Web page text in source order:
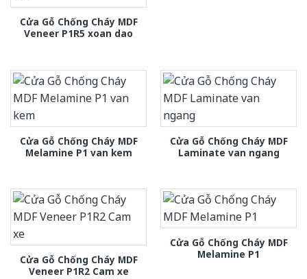
Cửa Gỗ Chống Cháy MDF
Veneer P1R5 xoan dao
Cửa Gỗ Chống Cháy MDF
Melamine P1 van kem
Cửa Gỗ Chống Cháy MDF
Laminate van ngang
Cửa Gỗ Chống Cháy MDF
Veneer P1R2 Cam xe
Cửa Gỗ Chống Cháy MDF
Melamine P1